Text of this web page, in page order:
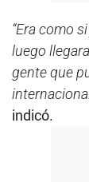
“Era como
luego
gente que
indicó.